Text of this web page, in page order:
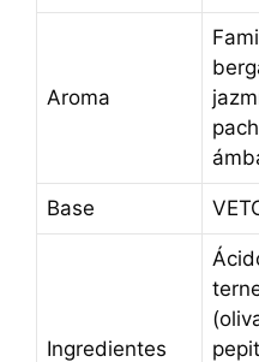
Aroma
Base
Ingredientes